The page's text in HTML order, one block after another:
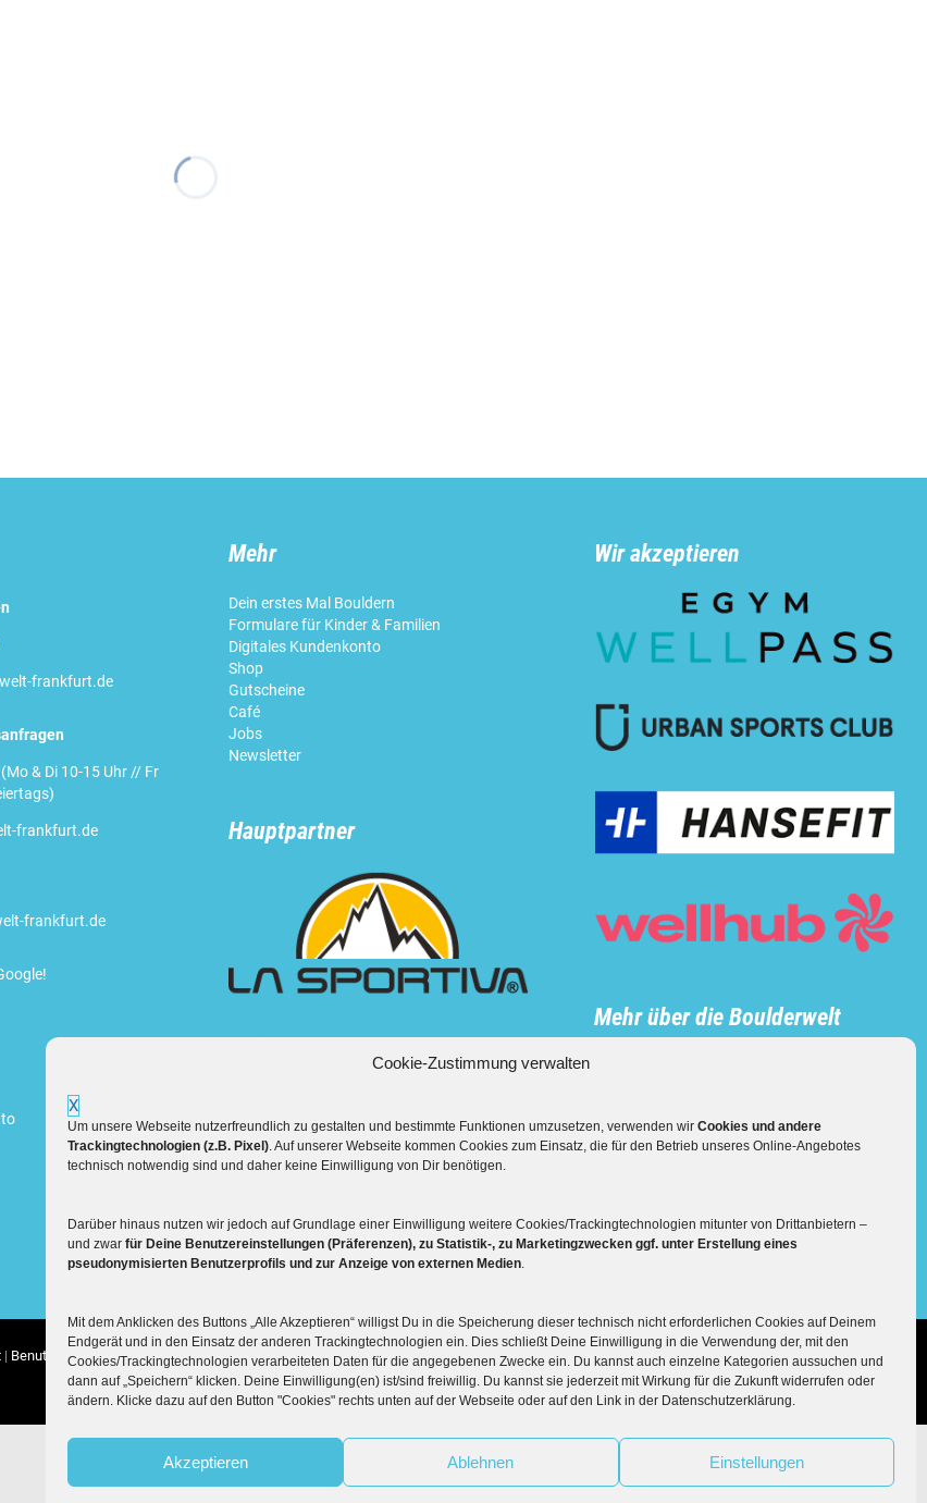
Cookie-Zustimmung verwalten
X
Um unsere Webseite nutzerfreundlich zu gestalten und bestimmte Funktionen umzusetzen, verwenden wir Cookies und andere
Trackingtechnologien (z.B. Pixel). Auf unserer Webseite kommen Cookies zum Einsatz, die für den Betrieb unseres Online-Angebotes
technisch notwendig sind und daher keine Einwilligung von Dir benötigen.
Darüber hinaus nutzen wir jedoch auf Grundlage einer Einwilligung weitere Cookies/Trackingtechnologien mitunter von Drittanbietern –
und zwar für Deine Benutzereinstellungen (Präferenzen), zu Statistik-, zu Marketingzwecken ggf. unter Erstellung eines
pseudonymisierten Benutzerprofils und zur Anzeige von externen Medien.
Mit dem Anklicken des Buttons „Alle Akzeptieren“ willigst Du in die Speicherung dieser technisch nicht erforderlichen Cookies auf Deinem
Endgerät und in den Einsatz der anderen Trackingtechnologien ein. Dies schließt Deine Einwilligung in die Verwendung der, mit den
Cookies/Trackingtechnologien verarbeiteten Daten für die angegebenen Zwecke ein. Du kannst auch einzelne Kategorien aussuchen und
dann auf „Speichern“ klicken. Deine Einwilligung(en) ist/sind freiwillig. Du kannst sie jederzeit mit Wirkung für die Zukunft widerrufen oder
ändern. Klicke dazu auf den Button "Cookies" rechts unten auf der Webseite oder auf den Link in der Datenschutzerklärung.
Akzeptieren Ablehnen Einstellungen
frankfurt.de
& Di 10-15 Uhr // Fr
frankfurt.de
frankfurt.de
!
Mehr
Dein erstes Mal Bouldern
Formulare für Kinder & Familien
Digitales Kundenkonto
Shop
Gutscheine
Café
Jobs
Newsletter
Hauptpartner
Wir akzeptieren
Mehr über die Boulderwelt
Benutzungsordnung Datenschutzerklärung Widerrufsbelehrung Impressum AGB Follow us:  